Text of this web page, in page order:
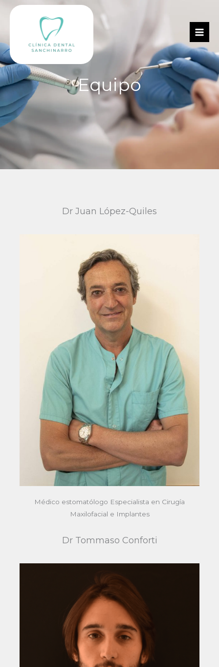
Equipo
Dr Juan López-Quiles
Médico estomatólogo Especialista en Cirugía
Maxilofacial e Implantes
Dr Tommaso Conforti